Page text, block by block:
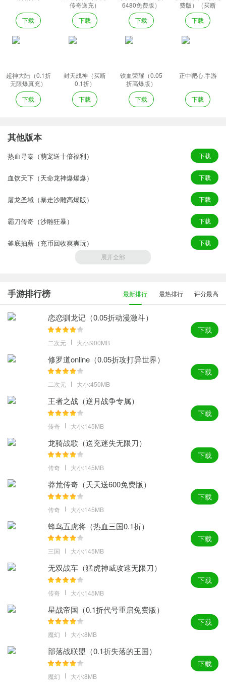
下载
传奇送充）
下载
6480免费版）
下载
费版）（买断
券）
下载
超神大陆（0.1折
无限爆真充）
下载
封天战神（买断
0.1折）
下载
铁血荣耀（0.05
折高爆版）
下载
正中靶心.手游
下载
其他版本
热血寻秦（萌宠送十倍福利） 下载
血饮天下（天命龙神爆爆爆） 下载
屠龙圣域（暴走沙雕高爆版） 下载
霸刀传奇（沙雕狂暴） 下载
釜底抽薪（充币回收爽爽玩） 下载
神仙online（传奇沉默古镇） 下载
展开全部
手游排行榜 最新排行 最热排行 评分最高
恋恋驯龙记（0.05折动漫激斗）
二次元 大小:900MB
下载
修罗道online（0.05折攻打异世界）
二次元 大小:450MB
下载
王者之战（逆月战争专属）
传奇 大小:145MB
下载
龙骑战歌（送充迷失无限刀）
传奇 大小:145MB
下载
莽荒传奇（天天送600免费版）
传奇 大小:145MB
下载
蜂鸟五虎将（热血三国0.1折）
三国 大小:145MB
下载
无双战车（猛虎神威攻速无限刀）
传奇 大小:145MB
下载
星战帝国（0.1折代号重启免费版）
魔幻 大小:8MB
下载
部落战联盟（0.1折失落的王国）
魔幻 大小:8MB
下载